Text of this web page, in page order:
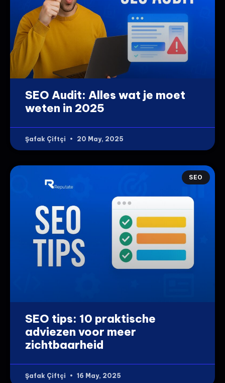
SEO Audit: Alles wat je moet
weten in 2025
Şafak Çiftçi 20 May, 2025
SEO
SEO tips: 10 praktische
adviezen voor meer
zichtbaarheid
Şafak Çiftçi 16 May, 2025